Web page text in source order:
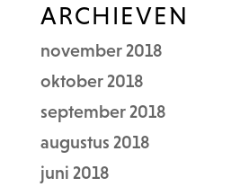
ARCHIEVEN
november 2018
oktober 2018
september 2018
augustus 2018
juni 2018